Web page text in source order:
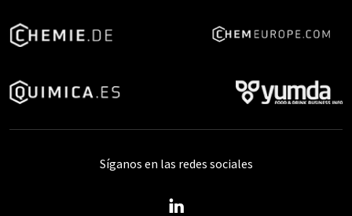
Síganos en las redes sociales